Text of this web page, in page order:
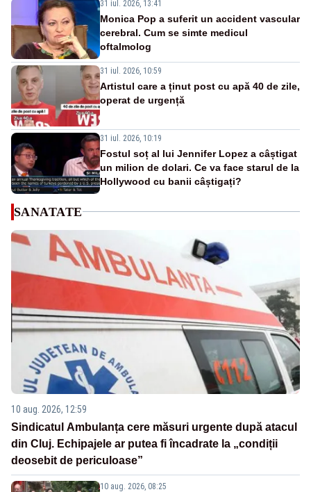
31 iul. 2026, 13:41
Monica Pop a suferit un accident vascular
cerebral. Cum se simte medicul
oftalmolog
31 iul. 2026, 10:59
Artistul care a ținut post cu apă 40 de zile,
operat de urgență
31 iul. 2026, 10:19
Fostul soț al lui Jennifer Lopez a câștigat
un milion de dolari. Ce va face starul de la
Hollywood cu banii câștigați?
SANATATE
10 aug. 2026, 12:59
Sindicatul Ambulanța cere măsuri urgente după atacul
din Cluj. Echipajele ar putea fi încadrate la „condiții
deosebit de periculoase”
10 aug. 2026, 08:25